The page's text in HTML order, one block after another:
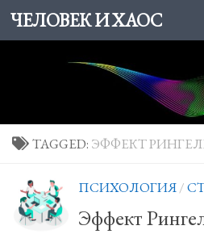
Skip to content
ЧЕЛОВЕК И ХАОС
TAGGED: ЭФФЕКТ
ПСИХОЛОГИЯ/
Эффект